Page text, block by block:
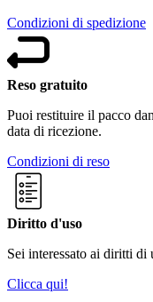
Condizioni di spedizione
Reso gratuito
Puoi restituire il pacco
data di ricezione.
Condizioni di reso
Diritto d'uso
Sei interessato ai diritti di
Clicca qui!